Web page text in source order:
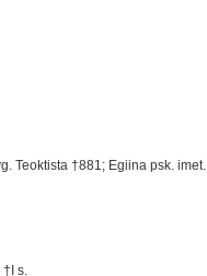
Teoktista †881; Egiina psk. imet.
†I s.